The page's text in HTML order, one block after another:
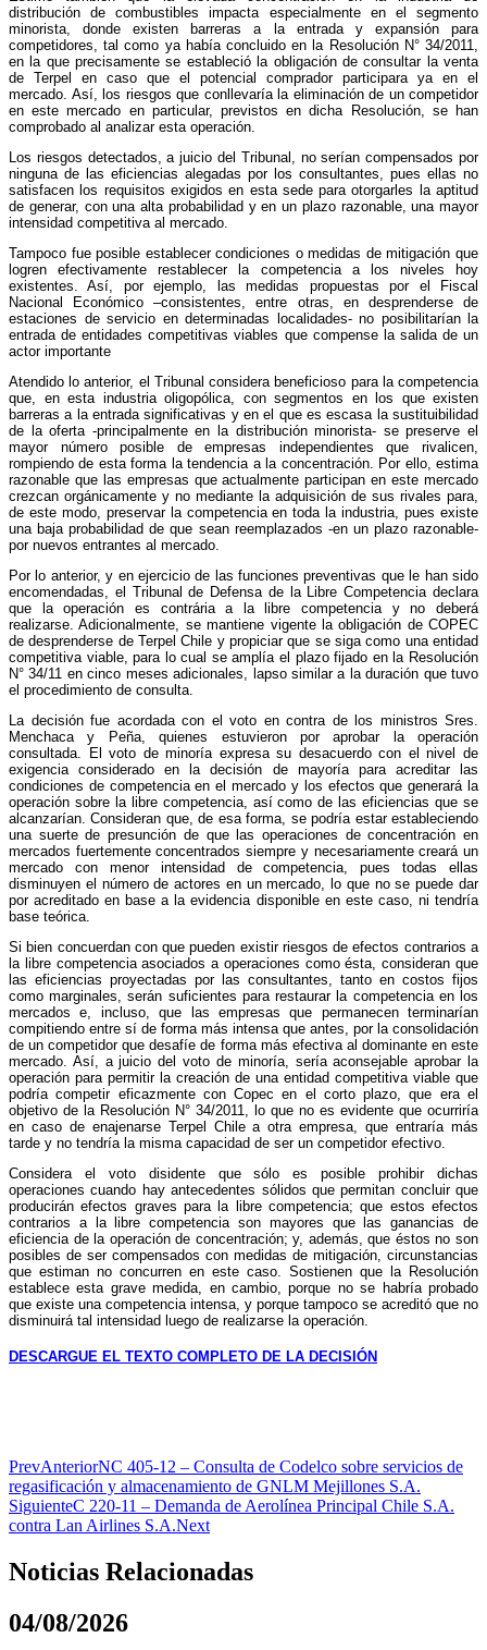
distribución de combustibles impacta especialmente en el segmento
minorista, donde existen barreras a la entrada y expansión para
competidores, tal como ya había concluido en la Resolución N° 34/2011,
en la que precisamente se estableció la obligación de consultar la venta
de Terpel en caso que el potencial comprador participara ya en el
mercado. Así, los riesgos que conllevaría la eliminación de un competidor
en este mercado en particular, previstos en dicha Resolución, se han
comprobado al analizar esta operación.
Los riesgos detectados, a juicio del Tribunal, no serían compensados por
ninguna de las eficiencias alegadas por los consultantes, pues ellas no
satisfacen los requisitos exigidos en esta sede para otorgarles la aptitud
de generar, con una alta probabilidad y en un plazo razonable, una mayor
intensidad competitiva al mercado.
Tampoco fue posible establecer condiciones o medidas de mitigación que
logren efectivamente restablecer la competencia a los niveles hoy
existentes. Así, por ejemplo, las medidas propuestas por el Fiscal
Nacional Económico –consistentes, entre otras, en desprenderse de
estaciones de servicio en determinadas localidades- no posibilitarían la
entrada de entidades competitivas viables que compense la salida de un
actor importante
Atendido lo anterior, el Tribunal considera beneficioso para la competencia
que, en esta industria oligopólica, con segmentos en los que existen
barreras a la entrada significativas y en el que es escasa la sustituibilidad
de la oferta -principalmente en la distribución minorista- se preserve el
mayor número posible de empresas independientes que rivalicen,
rompiendo de esta forma la tendencia a la concentración. Por ello, estima
razonable que las empresas que actualmente participan en este mercado
crezcan orgánicamente y no mediante la adquisición de sus rivales para,
de este modo, preservar la competencia en toda la industria, pues existe
una baja probabilidad de que sean reemplazados -en un plazo razonable-
por nuevos entrantes al mercado.
Por lo anterior, y en ejercicio de las funciones preventivas que le han sido
encomendadas, el Tribunal de Defensa de la Libre Competencia declara
que la operación es contrária a la libre competencia y no deberá
realizarse. Adicionalmente, se mantiene vigente la obligación de COPEC
de desprenderse de Terpel Chile y propiciar que se siga como una entidad
competitiva viable, para lo cual se amplía el plazo fijado en la Resolución
N° 34/11 en cinco meses adicionales, lapso similar a la duración que tuvo
el procedimiento de consulta.
La decisión fue acordada con el voto en contra de los ministros Sres.
Menchaca y Peña, quienes estuvieron por aprobar la operación
consultada. El voto de minoría expresa su desacuerdo con el nivel de
exigencia considerado en la decisión de mayoría para acreditar las
condiciones de competencia en el mercado y los efectos que generará la
operación sobre la libre competencia, así como de las eficiencias que se
alcanzarían. Consideran que, de esa forma, se podría estar estableciendo
una suerte de presunción de que las operaciones de concentración en
mercados fuertemente concentrados siempre y necesariamente creará un
mercado con menor intensidad de competencia, pues todas ellas
disminuyen el número de actores en un mercado, lo que no se puede dar
por acreditado en base a la evidencia disponible en este caso, ni tendría
base teórica.
Si bien concuerdan con que pueden existir riesgos de efectos contrarios a
la libre competencia asociados a operaciones como ésta, consideran que
las eficiencias proyectadas por las consultantes, tanto en costos fijos
como marginales, serán suficientes para restaurar la competencia en los
mercados e, incluso, que las empresas que permanecen terminarían
compitiendo entre sí de forma más intensa que antes, por la consolidación
de un competidor que desafíe de forma más efectiva al dominante en este
mercado. Así, a juicio del voto de minoría, sería aconsejable aprobar la
operación para permitir la creación de una entidad competitiva viable que
podría competir eficazmente con Copec en el corto plazo, que era el
objetivo de la Resolución N° 34/2011, lo que no es evidente que ocurriría
en caso de enajenarse Terpel Chile a otra empresa, que entraría más
tarde y no tendría la misma capacidad de ser un competidor efectivo.
Considera el voto disidente que sólo es posible prohibir dichas
operaciones cuando hay antecedentes sólidos que permitan concluir que
producirán efectos graves para la libre competencia; que estos efectos
contrarios a la libre competencia son mayores que las ganancias de
eficiencia de la operación de concentración; y, además, que éstos no son
posibles de ser compensados con medidas de mitigación, circunstancias
que estiman no concurren en este caso. Sostienen que la Resolución
establece esta grave medida, en cambio, porque no se habría probado
que existe una competencia intensa, y porque tampoco se acreditó que no
disminuirá tal intensidad luego de realizarse la operación.
DESCARGUE EL TEXTO COMPLETO DE LA DECISIÓN
PrevAnteriorNC 405-12 – Consulta de Codelco sobre servicios de
regasificación y almacenamiento de GNLM Mejillones S.A.
SiguienteC 220-11 – Demanda de Aerolínea Principal Chile S.A.
contra Lan Airlines S.A.Next
Noticias Relacionadas
04/08/2026